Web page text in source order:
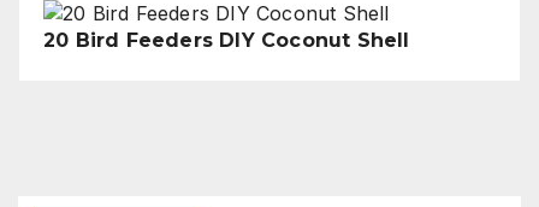
20 Bird Feeders DIY Coconut Shell